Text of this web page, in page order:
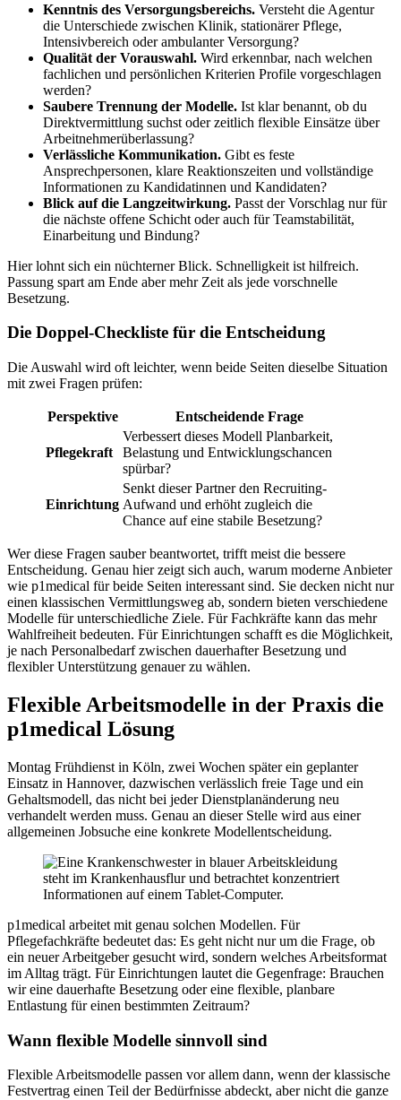
Kenntnis des Versorgungsbereichs. Versteht die Agentur
die Unterschiede zwischen Klinik, stationärer Pflege,
Intensivbereich oder ambulanter Versorgung?
Qualität der Vorauswahl. Wird erkennbar, nach welchen
fachlichen und persönlichen Kriterien Profile vorgeschlagen
werden?
Saubere Trennung der Modelle. Ist klar benannt, ob du
Direktvermittlung suchst oder zeitlich flexible Einsätze über
Arbeitnehmerüberlassung?
Verlässliche Kommunikation. Gibt es feste
Ansprechpersonen, klare Reaktionszeiten und vollständige
Informationen zu Kandidatinnen und Kandidaten?
Blick auf die Langzeitwirkung. Passt der Vorschlag nur für
die nächste offene Schicht oder auch für Teamstabilität,
Einarbeitung und Bindung?
Hier lohnt sich ein nüchterner Blick. Schnelligkeit ist hilfreich.
Passung spart am Ende aber mehr Zeit als jede vorschnelle
Besetzung.
Die Doppel-Checkliste für die Entscheidung
Die Auswahl wird oft leichter, wenn beide Seiten dieselbe Situation
mit zwei Fragen prüfen:
Perspektive Entscheidende Frage
Pflegekraft
Verbessert dieses Modell Planbarkeit,
Belastung und Entwicklungschancen
spürbar?
Einrichtung
Senkt dieser Partner den Recruiting-
Aufwand und erhöht zugleich die
Chance auf eine stabile Besetzung?
Wer diese Fragen sauber beantwortet, trifft meist die bessere
Entscheidung. Genau hier zeigt sich auch, warum moderne Anbieter
wie p1medical für beide Seiten interessant sind. Sie decken nicht nur
einen klassischen Vermittlungsweg ab, sondern bieten verschiedene
Modelle für unterschiedliche Ziele. Für Fachkräfte kann das mehr
Wahlfreiheit bedeuten. Für Einrichtungen schafft es die Möglichkeit,
je nach Personalbedarf zwischen dauerhafter Besetzung und
flexibler Unterstützung genauer zu wählen.
Flexible Arbeitsmodelle in der Praxis die
p1medical Lösung
Montag Frühdienst in Köln, zwei Wochen später ein geplanter
Einsatz in Hannover, dazwischen verlässlich freie Tage und ein
Gehaltsmodell, das nicht bei jeder Dienstplanänderung neu
verhandelt werden muss. Genau an dieser Stelle wird aus einer
allgemeinen Jobsuche eine konkrete Modellentscheidung.
p1medical arbeitet mit genau solchen Modellen. Für
Pflegefachkräfte bedeutet das: Es geht nicht nur um die Frage, ob
ein neuer Arbeitgeber gesucht wird, sondern welches Arbeitsformat
im Alltag trägt. Für Einrichtungen lautet die Gegenfrage: Brauchen
wir eine dauerhafte Besetzung oder eine flexible, planbare
Entlastung für einen bestimmten Zeitraum?
Wann flexible Modelle sinnvoll sind
Flexible Arbeitsmodelle passen vor allem dann, wenn der klassische
Festvertrag einen Teil der Bedürfnisse abdeckt, aber nicht die ganze